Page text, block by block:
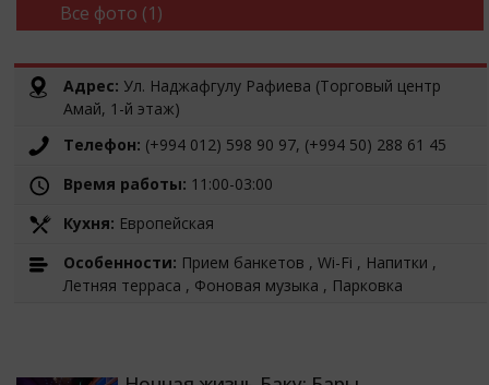
Все фото (1)
Адрес: Ул. Наджафгулу Рафиева (Торговый центр
Амай, 1-й этаж)
Телефон: (+994 012) 598 90 97, (+994 50) 288 61 45
Время работы: 11:00-03:00
Кухня: Европейская
Особенности: Прием банкетов , Wi-Fi , Напитки ,
Летняя терраса , Фоновая музыка , Парковка